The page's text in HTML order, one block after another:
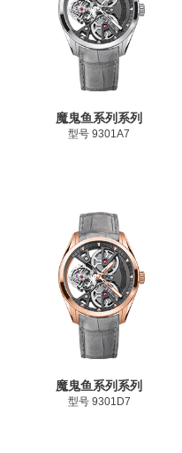
魔鬼鱼系列系列
型号 9301A7
魔鬼鱼系列系列
型号 9301D7